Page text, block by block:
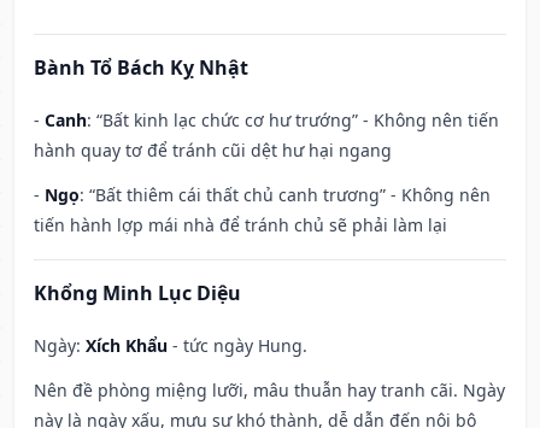
Bành Tổ Bách Kỵ Nhật
- Canh: “Bất kinh lạc chức cơ hư trướng” - Không nên tiến
hành quay tơ để tránh cũi dệt hư hại ngang
- Ngọ: “Bất thiêm cái thất chủ canh trương” - Không nên
tiến hành lợp mái nhà để tránh chủ sẽ phải làm lại
Khổng Minh Lục Diệu
Ngày: Xích Khẩu - tức ngày Hung.
Nên đề phòng miệng lưỡi, mâu thuẫn hay tranh cãi. Ngày
này là ngày xấu, mưu sự khó thành, dễ dẫn đến nội bộ